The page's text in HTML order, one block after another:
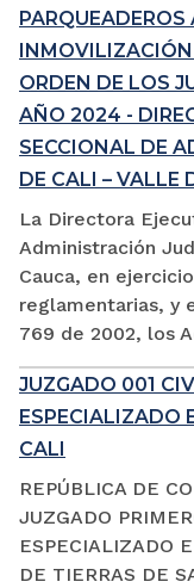
ORDEN DE LOS
AÑO 2024 -
SECCIONAL DE
DE CALI – VALLE
La Directora
Administración
Cauca, en
reglamentarias, y
769 de 2002, los
JUZGADO 001
ESPECIALIZADO
CALI
REPÚBLICA DE
JUZGADO
ESPECIALIZADO
DE TIERRAS DE